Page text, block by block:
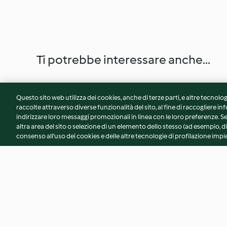
Ti potrebbe interessare anche...
Questo sito web utilizza dei cookies, anche di terze parti, e altre
raccolte attraverso diverse funzionalità del sito, al fine di raccogliere
indirizzare loro messaggi promozionali in linea con le loro preferenze.
altra area del sito o selezione di un elemento dello stesso (ad esempio,
consenso all'uso dei cookies e delle altre tecnologie di profilazione